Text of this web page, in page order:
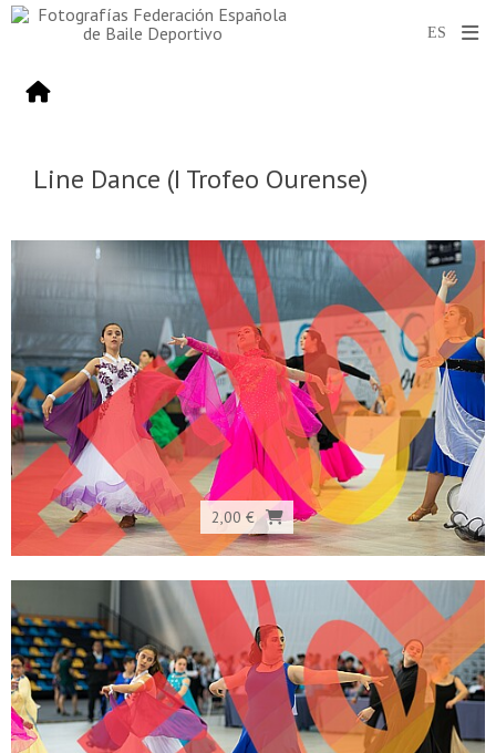
Line Dance (I Trofeo Ourense)
2,00 €